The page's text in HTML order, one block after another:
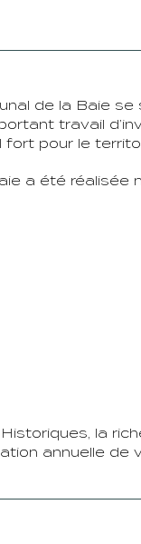
de la Baie
travail
pour le
a été réalisée
la
annuelle de